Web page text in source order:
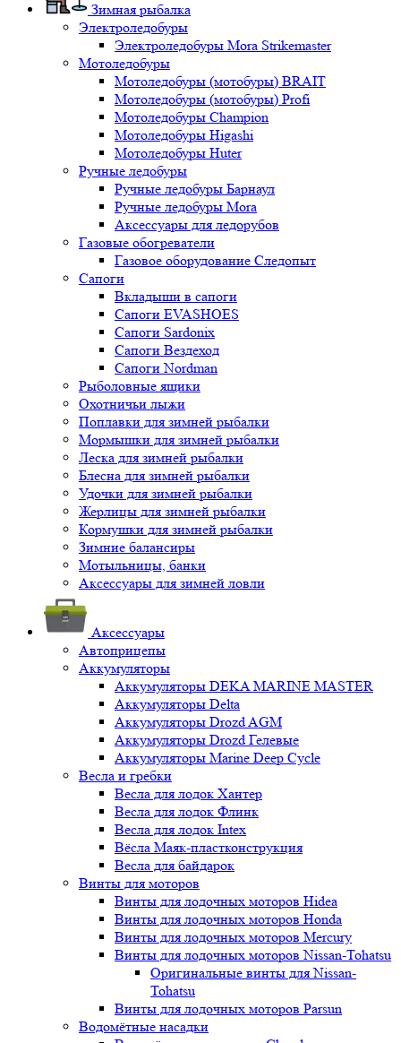
Зимная рыбалка
Электроледобуры
Электроледобуры Mora Strikemaster
Мотоледобуры
Мотоледобуры (мотобуры) BRAIT
Мотоледобуры (мотобуры) Profi
Мотоледобуры Champion
Мотоледобуры Higashi
Мотоледобуры Huter
Ручные ледобуры
Ручные ледобуры Барнаул
Ручные ледобуры Mora
Аксессуары для ледорубов
Газовые обогреватели
Газовое оборудование Следопыт
Сапоги
Вкладыши в сапоги
Сапоги EVASHOES
Сапоги Sardonix
Сапоги Вездеход
Сапоги Nordman
Рыболовные ящики
Охотничьи лыжи
Поплавки для зимней рыбалки
Мормышки для зимней рыбалки
Леска для зимней рыбалки
Блесна для зимней рыбалки
Удочки для зимней рыбалки
Жерлицы для зимней рыбалки
Кормушки для зимней рыбалки
Зимние балансиры
Мотыльницы, банки
Аксессуары для зимней ловли
Аксессуары
Автоприцепы
Аккумуляторы
Аккумуляторы DEKA MARINE MASTER
Аккумуляторы Delta
Аккумуляторы Drozd AGM
Аккумуляторы Drozd Гелевые
Аккумуляторы Marine Deep Cycle
Весла и гребки
Весла для лодок Хантер
Весла для лодок Флинк
Весла для лодок Intex
Вёсла Маяк-пластконструкция
Весла для байдарок
Винты для моторов
Винты для лодочных моторов Hidea
Винты для лодочных моторов Honda
Винты для лодочных моторов Mercury
Винты для лодочных моторов Nissan-Tohatsu
Оригинальные винты для Nissan-
Tohatsu
Винты для лодочных моторов Parsun
Водомётные насадки